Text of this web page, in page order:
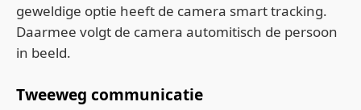
geweldige optie heeft de camera smart tracking.
Daarmee volgt de camera automitisch de persoon
in beeld.
Tweeweg communicatie